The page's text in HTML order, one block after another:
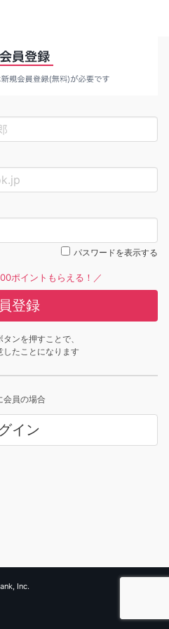
パスワードを表示する
ポイントもらえる！／
登録
タンを押すことで、
したことになります
会員の場合
イン
Inc.